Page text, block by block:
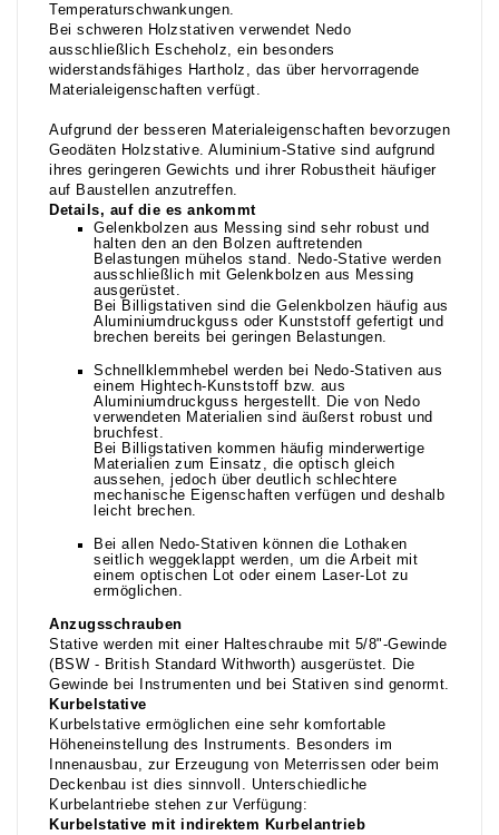
Temperaturschwankungen.
Bei schweren Holzstativen verwendet Nedo
ausschließlich Escheholz, ein besonders
widerstandsfähiges Hartholz, das über hervorragende
Materialeigenschaften verfügt.
Aufgrund der besseren Materialeigenschaften bevorzugen
Geodäten Holzstative. Aluminium-Stative sind aufgrund
ihres geringeren Gewichts und ihrer Robustheit häufiger
auf Baustellen anzutreffen.
Details, auf die es ankommt
Gelenkbolzen aus Messing sind sehr robust und
halten den an den Bolzen auftretenden
Belastungen mühelos stand. Nedo-Stative werden
ausschließlich mit Gelenkbolzen aus Messing
ausgerüstet.
Bei Billigstativen sind die Gelenkbolzen häufig aus
Aluminiumdruckguss oder Kunststoff gefertigt und
brechen bereits bei geringen Belastungen.
Schnellklemmhebel werden bei Nedo-Stativen aus
einem Hightech-Kunststoff bzw. aus
Aluminiumdruckguss hergestellt. Die von Nedo
verwendeten Materialien sind äußerst robust und
bruchfest.
Bei Billigstativen kommen häufig minderwertige
Materialien zum Einsatz, die optisch gleich
aussehen, jedoch über deutlich schlechtere
mechanische Eigenschaften verfügen und deshalb
leicht brechen.
Bei allen Nedo-Stativen können die Lothaken
seitlich weggeklappt werden, um die Arbeit mit
einem optischen Lot oder einem Laser-Lot zu
ermöglichen.
Anzugsschrauben
Stative werden mit einer Halteschraube mit 5/8"-Gewinde
(BSW - British Standard Withworth) ausgerüstet. Die
Gewinde bei Instrumenten und bei Stativen sind genormt.
Kurbelstative
Kurbelstative ermöglichen eine sehr komfortable
Höheneinstellung des Instruments. Besonders im
Innenausbau, zur Erzeugung von Meterrissen oder beim
Deckenbau ist dies sinnvoll. Unterschiedliche
Kurbelantriebe stehen zur Verfügung:
Kurbelstative mit indirektem Kurbelantrieb